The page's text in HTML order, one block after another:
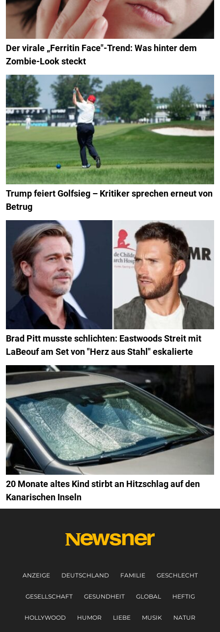
Der virale „Ferritin Face"-Trend: Was hinter dem
Zombie-Look steckt
Trump feiert Golfsieg – Kritiker sprechen erneut von
Betrug
Brad Pitt musste schlichten: Eastwoods Streit mit
LaBeouf am Set von "Herz aus Stahl" eskalierte
20 Monate altes Kind stirbt an Hitzschlag auf den
Kanarischen Inseln
ANZEIGE DEUTSCHLAND FAMILIE GESCHLECHT
GESELLSCHAFT GESUNDHEIT GLOBAL HEFTIG
HOLLYWOOD HUMOR LIEBE MUSIK NATUR